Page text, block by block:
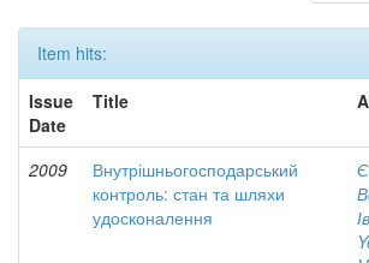
Item hits:
Issue
Date
Title
2009
Внутрішньогосподарський
контроль: стан та шляхи
удосконалення